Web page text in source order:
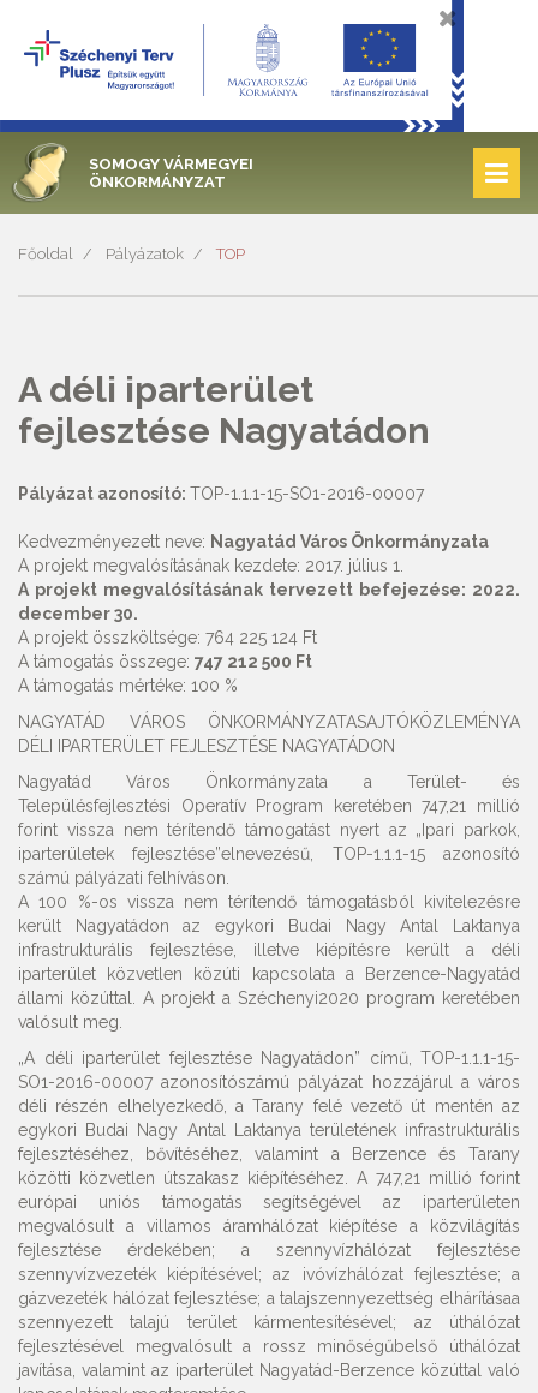
SOMOGY VÁRMEGYEI
ÖNKORMÁNYZAT
Főoldal Pályázatok TOP
A déli iparterület
fejlesztése Nagyatádon
Pályázat azonosító: TOP-1.1.1-15-SO1-2016-00007
Kedvezményezett neve: Nagyatád Város Önkormányzata
A projekt megvalósításának kezdete: 2017. július 1.
A projekt megvalósításának tervezett befejezése: 2022.
december 30.
A projekt összköltsége: 764 225 124 Ft
A támogatás összege: 747 212 500 Ft
A támogatás mértéke: 100 %
NAGYATÁD VÁROS ÖNKORMÁNYZATASAJTÓKÖZLEMÉNYA
DÉLI IPARTERÜLET FEJLESZTÉSE NAGYATÁDON
Nagyatád Város Önkormányzata a Terület- és
Településfejlesztési Operatív Program keretében 747,21 millió
forint vissza nem térítendő támogatást nyert az „Ipari parkok,
iparterületek fejlesztése”elnevezésű, TOP-1.1.1-15 azonosító
számú pályázati felhíváson.
A 100 %-os vissza nem térítendő támogatásból kivitelezésre
került Nagyatádon az egykori Budai Nagy Antal Laktanya
infrastrukturális fejlesztése, illetve kiépítésre került a déli
iparterület közvetlen közúti kapcsolata a Berzence-Nagyatád
állami közúttal. A projekt a Széchenyi2020 program keretében
valósult meg.
„A déli iparterület fejlesztése Nagyatádon” című, TOP-1.1.1-15-
SO1-2016-00007 azonosítószámú pályázat hozzájárul a város
déli részén elhelyezkedő, a Tarany felé vezető út mentén az
egykori Budai Nagy Antal Laktanya területének infrastrukturális
fejlesztéséhez, bővítéséhez, valamint a Berzence és Tarany
közötti közvetlen útszakasz kiépítéséhez. A 747,21 millió forint
európai uniós támogatás segítségével az iparterületen
megvalósult a villamos áramhálózat kiépítése a közvilágítás
fejlesztése érdekében; a szennyvízhálózat fejlesztése
szennyvízvezeték kiépítésével; az ivóvízhálózat fejlesztése; a
gázvezeték hálózat fejlesztése; a talajszennyezettség elhárításaa
szennyezett talajú terület kármentesítésével; az úthálózat
fejlesztésével megvalósult a rossz minőségűbelső úthálózat
javítása, valamint az iparterület Nagyatád-Berzence közúttal való